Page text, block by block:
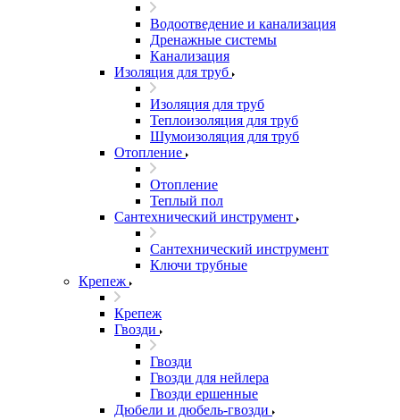
Водоотведение и канализация
Дренажные системы
Канализация
Изоляция для труб
Изоляция для труб
Теплоизоляция для труб
Шумоизоляция для труб
Отопление
Отопление
Теплый пол
Сантехнический инструмент
Сантехнический инструмент
Ключи трубные
Крепеж
Крепеж
Гвозди
Гвозди
Гвозди для нейлера
Гвозди ершенные
Дюбели и дюбель-гвозди